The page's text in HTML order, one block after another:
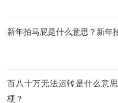
新年拍马屁是什么意思？新年
百八十万无法运转‌是什么意
梗？